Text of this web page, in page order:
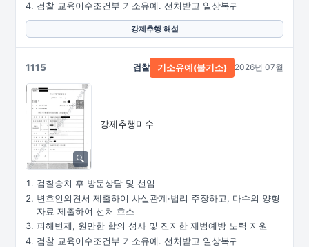
검찰 교육이수조건부 기소유예. 선처받고 일상복귀
강제추행 해설
1115
강제추행미수
검찰 기소유예(불기소) 2026년 07월
검찰송치 후 방문상담 및 선임
변호인의견서 제출하여 사실관계·법리 주장하고, 다수의 양형
자료 제출하여 선처 호소
피해변제, 원만한 합의 성사 및 진지한 재범예방 노력 지원
검찰 교육이수조건부 기소유예. 선처받고 일상복귀